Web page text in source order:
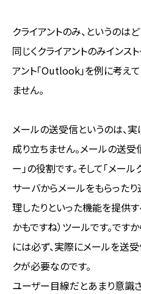
クライアントのみ、というのは
同じくクライアントのみインス
アント「Outlook」を例に考え
ません。
メールの送受信というのは、
成り立ちません。メールの送
ー」の役割です。そして「メール
サーバからメールをもらった
理したりといった機能を提供
かもですね）ツールです。です
には必ず、実際にメールを送
クが必要なのです。
ユーザー目線だとあまり意識